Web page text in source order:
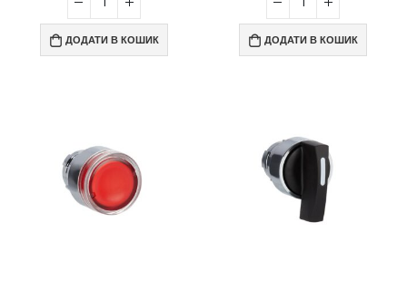
ДОДАТИ В КОШИК ДОДАТИ В КОШИК